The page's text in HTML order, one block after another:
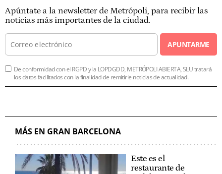
Apúntate a la newsletter de Metrópoli, para recibir las
noticias más importantes de la ciudad.
APUNTARME
De conformidad con el RGPD y la LOPDGDD, METRÓPOLI ABIERTA, SLU tratará
los datos facilitados con la finalidad de remitirle noticias de actualidad.
MÁS EN GRAN BARCELONA
Este es el
restaurante de